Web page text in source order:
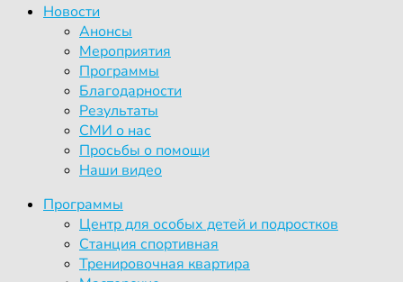
Новости
Анонсы
Мероприятия
Программы
Благодарности
Результаты
СМИ о нас
Просьбы о помощи
Наши видео
Программы
Центр для особых детей и подростков
Станция спортивная
Тренировочная квартира